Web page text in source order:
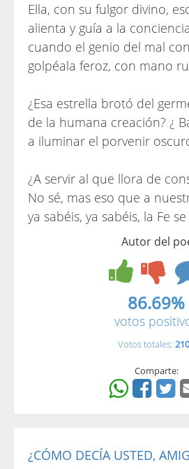
Ella, con su fulgor divino,
alienta y guía a la
cuando el genio del mal
golpéala feroz, con mano
¿Esa estrella brotó del
de la humana creación? ¿
a iluminar el porvenir
¿A servir al que llora de
No sé, mas eso que a
ya sabéis, ya sabéis, la Fe
Autor del
86.69%
votos
Votos totales:
Comparte:
¿CÓMO DECÍA USTED,